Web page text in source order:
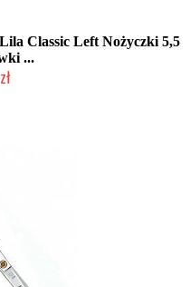
Classic Left Nożyczki 5,5
...